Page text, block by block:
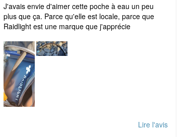
J'avais envie d'aimer cette poche à eau un peu
plus que ça. Parce qu'elle est locale, parce que
Raidlight est une marque que j'apprécie
Lire l'avis